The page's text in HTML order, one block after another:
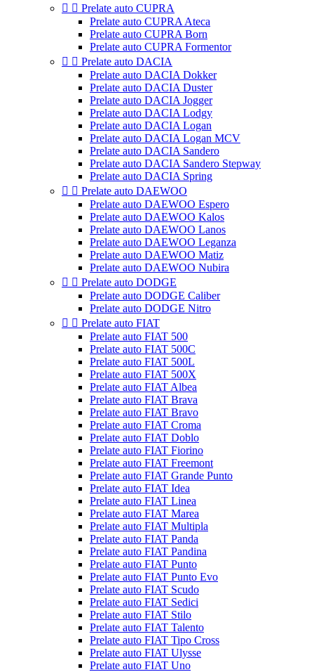
  Prelate auto CUPRA
Prelate auto CUPRA Ateca
Prelate auto CUPRA Born
Prelate auto CUPRA Formentor
  Prelate auto DACIA
Prelate auto DACIA Dokker
Prelate auto DACIA Duster
Prelate auto DACIA Jogger
Prelate auto DACIA Lodgy
Prelate auto DACIA Logan
Prelate auto DACIA Logan MCV
Prelate auto DACIA Sandero
Prelate auto DACIA Sandero Stepway
Prelate auto DACIA Spring
  Prelate auto DAEWOO
Prelate auto DAEWOO Espero
Prelate auto DAEWOO Kalos
Prelate auto DAEWOO Lanos
Prelate auto DAEWOO Leganza
Prelate auto DAEWOO Matiz
Prelate auto DAEWOO Nubira
  Prelate auto DODGE
Prelate auto DODGE Caliber
Prelate auto DODGE Nitro
  Prelate auto FIAT
Prelate auto FIAT 500
Prelate auto FIAT 500C
Prelate auto FIAT 500L
Prelate auto FIAT 500X
Prelate auto FIAT Albea
Prelate auto FIAT Brava
Prelate auto FIAT Bravo
Prelate auto FIAT Croma
Prelate auto FIAT Doblo
Prelate auto FIAT Fiorino
Prelate auto FIAT Freemont
Prelate auto FIAT Grande Punto
Prelate auto FIAT Idea
Prelate auto FIAT Linea
Prelate auto FIAT Marea
Prelate auto FIAT Multipla
Prelate auto FIAT Panda
Prelate auto FIAT Pandina
Prelate auto FIAT Punto
Prelate auto FIAT Punto Evo
Prelate auto FIAT Scudo
Prelate auto FIAT Sedici
Prelate auto FIAT Stilo
Prelate auto FIAT Talento
Prelate auto FIAT Tipo Cross
Prelate auto FIAT Ulysse
Prelate auto FIAT Uno